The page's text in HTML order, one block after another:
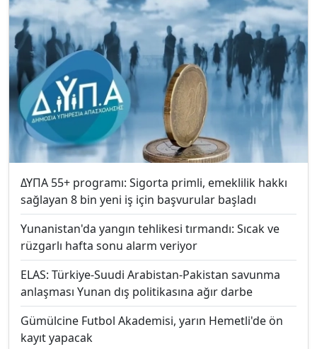
ΔΥΠΑ 55+ programı: Sigorta primli, emeklilik hakkı
sağlayan 8 bin yeni iş için başvurular başladı
Yunanistan'da yangın tehlikesi tırmandı: Sıcak ve
rüzgarlı hafta sonu alarm veriyor
ELAS: Türkiye-Suudi Arabistan-Pakistan savunma
anlaşması Yunan dış politikasına ağır darbe
Gümülcine Futbol Akademisi, yarın Hemetli'de ön
kayıt yapacak